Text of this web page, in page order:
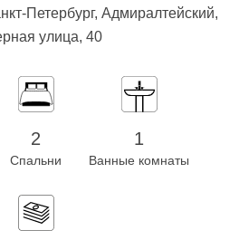
Петербург, Адмиралтейский,
улица, 40
2
Спальни
1
Ванные комнаты